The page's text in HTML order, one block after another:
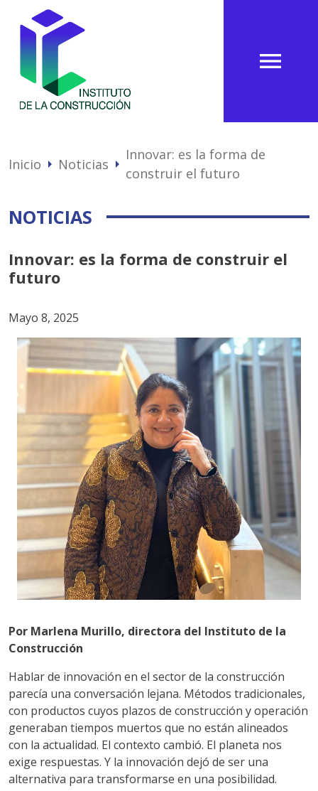
menu
Inicio arrow_right Noticias arrow_right
Innovar: es la forma de
construir el futuro
NOTICIAS
Innovar: es la forma de construir el
futuro
Mayo 8, 2025
Por Marlena Murillo, directora del Instituto de la
Construcción
Hablar de innovación en el sector de la construcción
parecía una conversación lejana. Métodos tradicionales,
con productos cuyos plazos de construcción y operación
generaban tiempos muertos que no están alineados
con la actualidad. El contexto cambió. El planeta nos
exige respuestas. Y la innovación dejó de ser una
alternativa para transformarse en una posibilidad.